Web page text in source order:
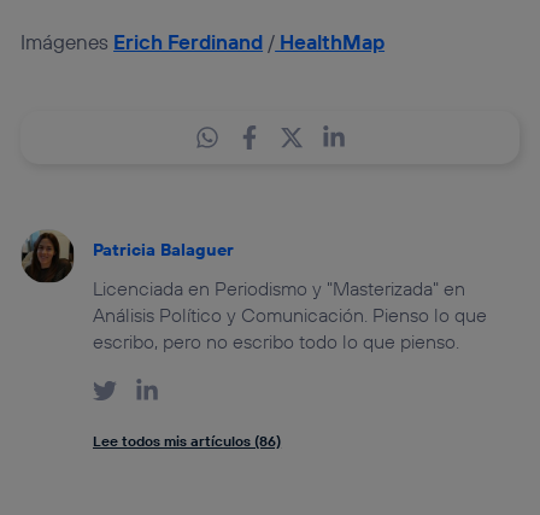
Imágenes Erich Ferdinand / HealthMap
Patricia Balaguer
Licenciada en Periodismo y "Masterizada" en
Análisis Político y Comunicación. Pienso lo que
escribo, pero no escribo todo lo que pienso.
Lee todos mis artículos (86)